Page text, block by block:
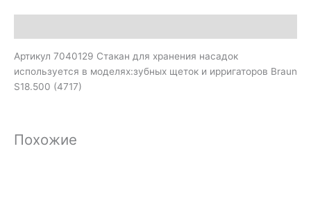
Артикул 7040129 Стакан для хранения насадок
используется в моделях:зубных щеток и ирригаторов Braun
S18.500 (4717)
Похожие